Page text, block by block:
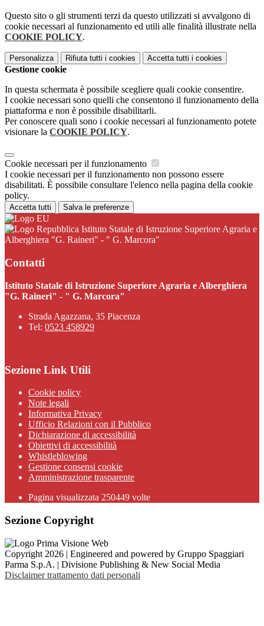
Questo sito o gli strumenti terzi da questo utilizzati si avvalgono di
cookie necessari al funzionamento ed utili alle finalità illustrate nella
COOKIE POLICY.
Personalizza Rifiuta tutti i cookies Accetta tutti i cookies
Gestione cookie
In questa schermata è possibile scegliere quali cookie consentire.
I cookie necessari sono quelli che consentono il funzionamento della
piattaforma e non è possibile disabilitarli.
Per conoscere quali sono i cookie necessari al funzionamento potete
visionare la COOKIE POLICY.
Cookie necessari per il funzionamento
I cookie necessari per il funzionamento non possono essere
disabilitati. È possibile consultare l'elenco nella pagina della cookie
policy.
Accetta tutti Salva le preferenze
Istituto Statale di Istruzione Superiore Agraria e
Alberghiera "G. Raineri" - " G. Marcora"
Contatti
Istituto Statale di Istruzione Superiore Agraria e Alberghiera
"G. Raineri" - " G. Marcora"
Strada Agazzana, 35 Piacenza
Tel: 0523 458929
Sezione Link Utili
Cookie policy
Note legali
Informativa Privacy
Ufficio Relazioni con il Pubblico
Dichiarazione di accessibilità
Obiettivi di accessibilità
Whistleblowing
Gestione consensi cookie
Amministrazione trasparente
Pagina visualizzata 250449 volte
Sezione Copyright
Copyright 2026 | Engineered and powered by Gruppo Spaggiari
Parma S.p.A. | Divisione Publishing & New Social Media
Disclaimer trattamento dati personali